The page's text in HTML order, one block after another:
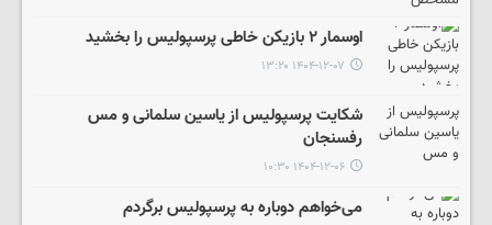
اوسمار ۲ بازیکن خاطی پرسپولیس را بخشید
۱۴۰۴-۱۲-۰۷ ۱۳:۲۰
شکایت پرسپولیس از یاسین سلمانی و مس
رفسنجان
۱۴۰۴-۱۲-۰۶ ۱۰:۳۰
می‌خواهم دوباره به پرسپولیس برگردم